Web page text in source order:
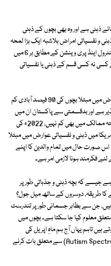
ذہنی ہے اور وہ بھی بچوں کے ذہنی
و نفسیاتی امراض بلاشبہ ایک بڑا لمحہ
فکریہ ہے۔ امریکی ادارے سنٹرز فار ڈیزیز کنٹرول اینڈ پری وینشن کے مطابق ہر 6 میں
نہ کسی قسم کے ذہنی یا نفسیاتی
ورلڈ ہیلتھ آرگنائزیشن کے مطابق ذہنی امراض میں مبتلا بچوں کی 90 فیصد آبادی کم
ہے اور بدقسمتی سے پاکستان ان میں
سے ایک ہے۔ لیکن یہ شرح دنیا کے ترقی یافتہ ممالک میں بھی کم نہیں، 2022ء کی
میں ذہنی و نفسیاتی عوارض میں مبتلا
یوں اس صورت حال میں تمام والدین کا اپنے
فکرمند ہونا لازمی امر ہے۔
جیسے کہ بچہ ذہنی و جذباتی طور پر
کا طریقہ، دوسروں کے ساتھ میل جول؟
جن سے بظاہر جسمانی طور پر تندرست
معلوم کیا جا سکتا ہے۔ بچوں میں
تاہم یہاں آج ہم ماہِ اپریل کی
مناسبت سے آئٹزم (Autism Spectrum Disorder (ASD)) سے متعلق بات کرنے